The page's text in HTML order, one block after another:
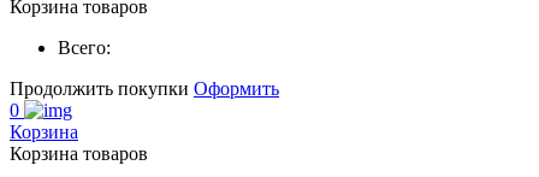
Корзина товаров
Всего:
Продолжить покупки Оформить
0
Корзина
Корзина товаров